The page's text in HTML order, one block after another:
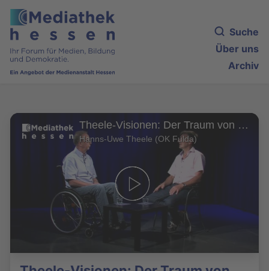
Suche
Über uns
Archiv
Theele-Visionen: Der Traum von einer barrierefreien Stadt mit Rainer Sippel
Hanns-Uwe Theele (OK Fulda)